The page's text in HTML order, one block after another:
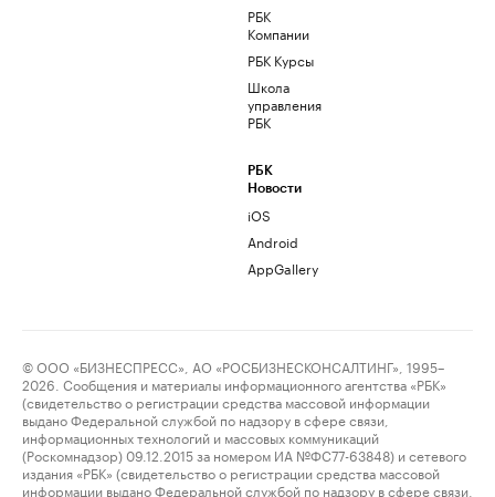
РБК
Компании
РБК Курсы
Школа
управления
РБК
РБК
Новости
iOS
Android
AppGallery
© ООО «БИЗНЕСПРЕСС», АО «РОСБИЗНЕСКОНСАЛТИНГ», 1995–
2026. Сообщения и материалы информационного агентства «РБК»
(свидетельство о регистрации средства массовой информации
выдано Федеральной службой по надзору в сфере связи,
информационных технологий и массовых коммуникаций
(Роскомнадзор) 09.12.2015 за номером ИА №ФС77-63848) и сетевого
издания «РБК» (свидетельство о регистрации средства массовой
информации выдано Федеральной службой по надзору в сфере связи,